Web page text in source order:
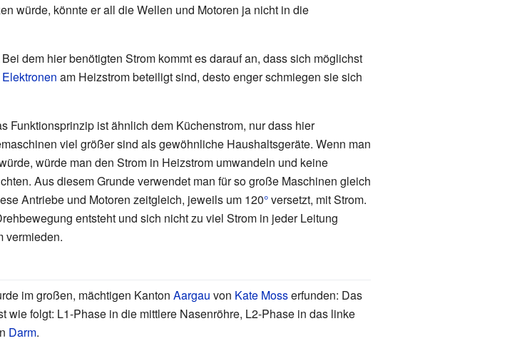
würde, könnte er all die Wellen und Motoren ja nicht in die
dem hier benötigten Strom kommt es darauf an, dass sich möglichst
Elektronen am Heizstrom beteiligt sind, desto enger schmiegen sie sich
Funktionsprinzip ist ähnlich dem Küchenstrom, nur dass hier
viel größer sind als gewöhnliche Haushaltsgeräte. Wenn man
würde man den Strom in Heizstrom umwandeln und keine
Aus diesem Grunde verwendet man für so große Maschinen gleich
Antriebe und Motoren zeitgleich, jeweils um 120°versetzt, mit Strom.
entsteht und sich nicht zu viel Strom in jeder Leitung
vermieden.
im großen, mächtigen Kanton Aargau von Kate Mosserfunden: Das
wie folgt: L1-Phase in die mittlere Nasenröhre, L2-Phase in das linke
Darm.